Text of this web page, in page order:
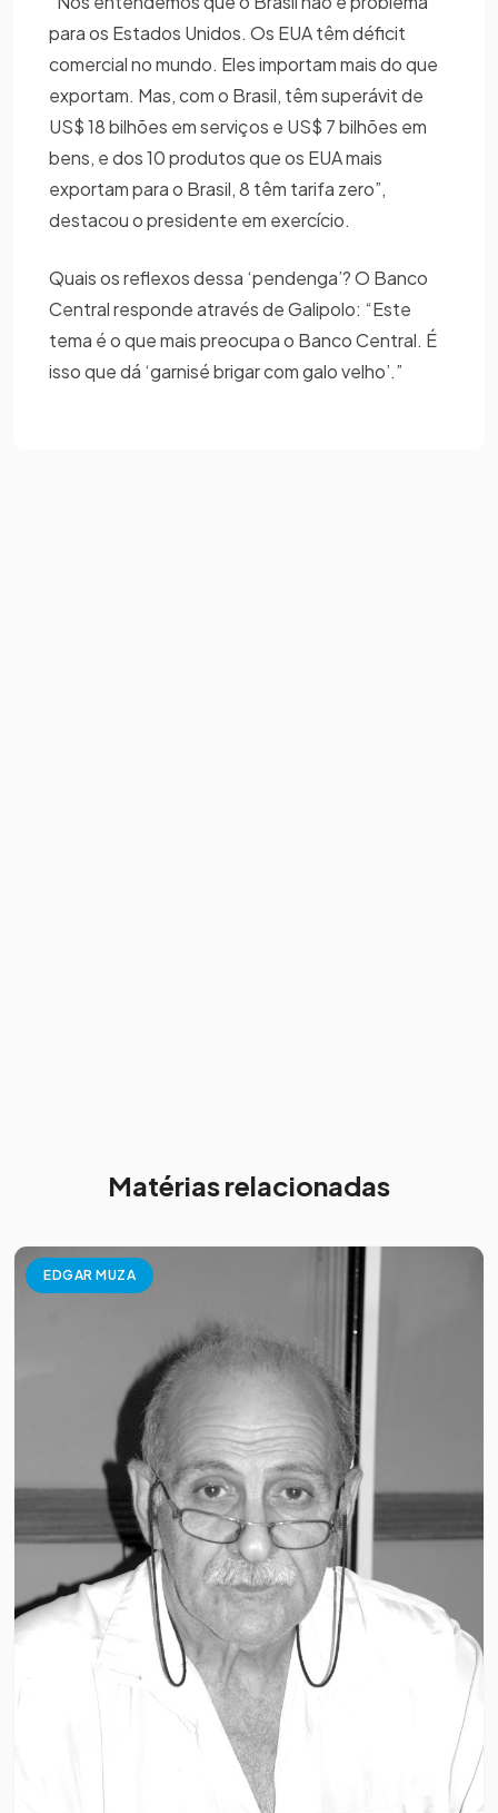
para os Estados Unidos. Os EUA têm déficit
comercial no mundo. Eles importam mais do que
exportam. Mas, com o Brasil, têm superávit de
US$ 18 bilhões em serviços e US$ 7 bilhões em
bens, e dos 10 produtos que os EUA mais
exportam para o Brasil, 8 têm tarifa zero”,
destacou o presidente em exercício.
Quais os reflexos dessa ‘pendenga’? O Banco
Central responde através de Galipolo: “Este
tema é o que mais preocupa o Banco Central. É
isso que dá ‘garnisé brigar com galo velho’.”
Matérias relacionadas
EDGAR MUZA